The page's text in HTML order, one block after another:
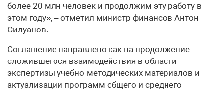
более 20 млн человек и продолжим эту работу в
этом году», – отметил министр финансов Антон
Силуанов.
Соглашение направлено как на продолжение
сложившегося взаимодействия в области
экспертизы учебно-методических материалов и
актуализации программ общего и среднего